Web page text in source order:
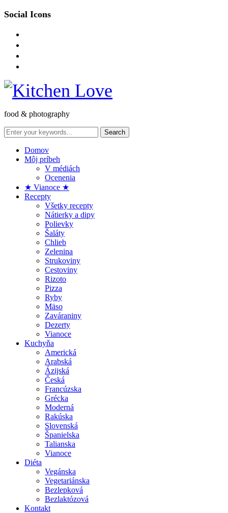
Social Icons
food & photography
Domov
Môj príbeh
V médiách
Ocenenia
★ Vianoce ★
Recepty
Všetky recepty
Nátierky a dipy
Polievky
Šaláty
Chlieb
Zelenina
Strukoviny
Cestoviny
Rizoto
Pizza
Ryby
Mäso
Zaváraniny
Dezerty
Vianoce
Kuchyňa
Americká
Arabská
Ázijská
Česká
Francúzska
Grécka
Moderná
Rakúska
Slovenská
Španielska
Talianska
Vianoce
Diéta
Vegánska
Vegetariánska
Bezlepková
Bezlaktózová
Kontakt